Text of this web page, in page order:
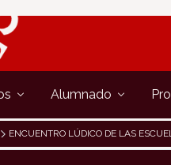
Alumnado
ENCUENTRO LÚDICO DE LAS ESCUELAS